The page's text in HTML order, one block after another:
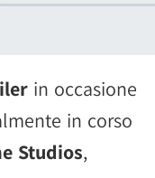
in occasione
in corso
Studios,